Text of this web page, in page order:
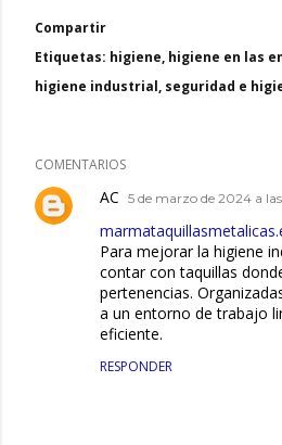
Compartir
Etiquetas: higiene higiene en las
higiene industrial seguridad e
COMENTARIOS
AC 5 de marzo de 2024 a
Para mejorar la higiene
contar con taquillas
pertenencias.
a un entorno de trabajo
eficiente.
RESPONDER